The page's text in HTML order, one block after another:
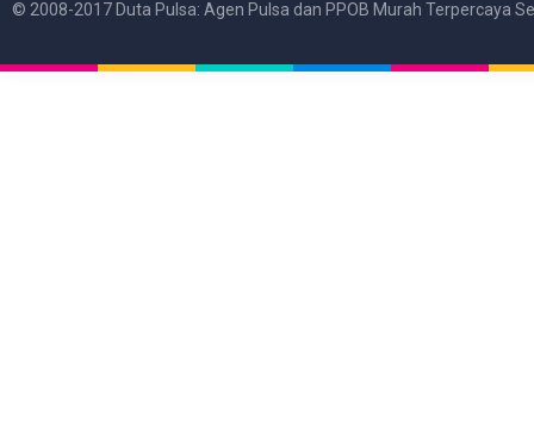
© 2008-2017 Duta Pulsa: Agen Pulsa dan PPOB Murah Terpercaya